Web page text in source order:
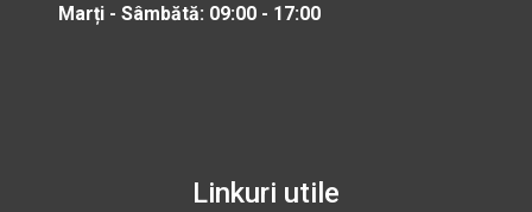
Marți - Sâmbătă: 09:00 - 17:00
Linkuri utile